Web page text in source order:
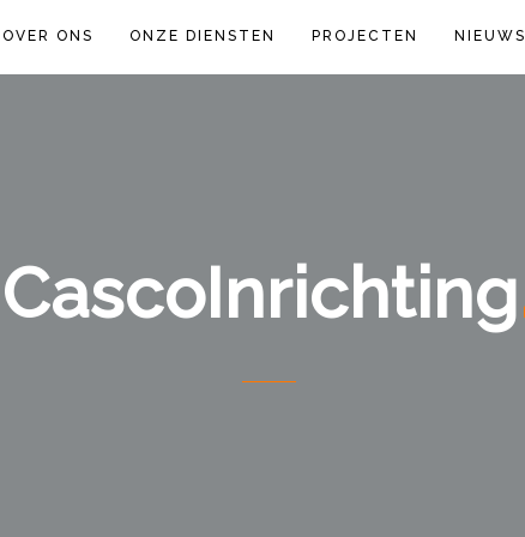
OVER ONS ONZE DIENSTEN PROJECTEN NIEUWS
CascoInrichting